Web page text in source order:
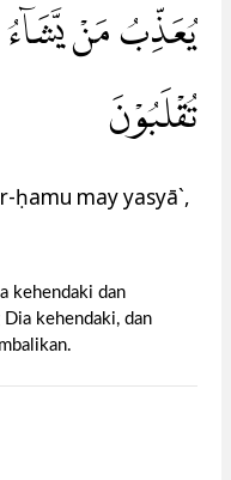
يُعَذِّبُ مَنْ يَّشَاۤءُ
تُقْلَبُوْنَ
ḥamu may yasyā`,
kehendaki dan
Dia kehendaki, dan